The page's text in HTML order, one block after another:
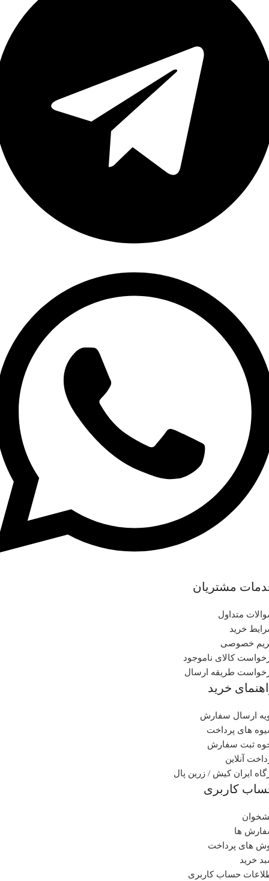
مشتریان
متداول
خرید
خصوصی
کالای ناموجود
طریقه ارسال
خرید
ارسال سفارش
های پرداخت
ثبت سفارش
آنلاین
ایران کیش / زرین پال
کاربری
ها
های پرداخت
خرید
حساب کاربری